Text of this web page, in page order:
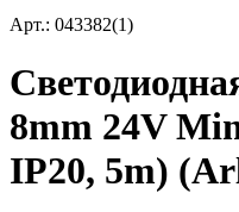
Арт.: 043382(1)
8mm 24V
IP20, 5m)